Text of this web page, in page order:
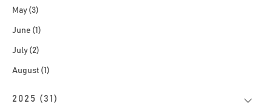
May (3)
June (1)
July (2)
August (1)
2025 (31)